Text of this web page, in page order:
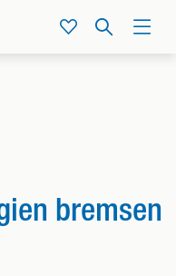
Menü
Suche
Service
bremsen